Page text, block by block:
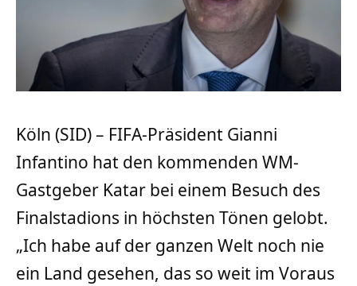
Köln (SID) – FIFA-Präsident Gianni
Infantino hat den kommenden WM-
Gastgeber Katar bei einem Besuch des
Finalstadions in höchsten Tönen gelobt.
„Ich habe auf der ganzen Welt noch nie
ein Land gesehen, das so weit im Voraus